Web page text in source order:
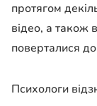
протягом
відео, а також
поверталися
Психологи